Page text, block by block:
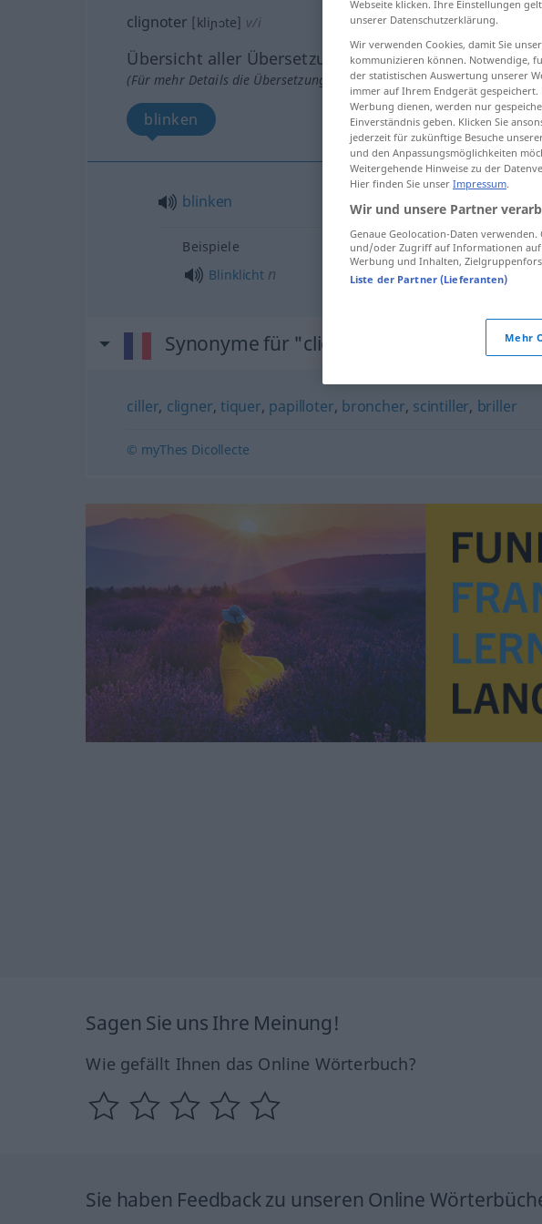
clignoter [kliɲɔte] v/i
Übersicht aller Übersetzungen
(Für mehr Details die Übersetzung anklicken/antippen)
blinken
blinken
Beispiele
Blinklicht n
Synonyme für "clignoter"
ciller, cligner, tiquer, papilloter, broncher, scintiller, briller
© myThes Dicollecte
Sagen Sie uns Ihre Meinung!
Wie gefällt Ihnen das Online Wörterbuch?
Sie haben Feedback zu unseren Online
Webseite klicken. Ihre Einstellungen
unserer Datenschutzerklärung.
Wir verwenden Cookies, damit Sie
kommunizieren können. Notwendige,
der statistischen Auswertung unserer
immer auf Ihrem Endgerät
Werbung dienen, werden nur
Einverständnis geben. Klicken Sie
jederzeit für zukünftige Besuche
und den Anpassungsmöglichkeiten
Weitergehende Hinweise zu der
Hier finden Sie unser Impressum.
Wir und unsere Partner
Genaue Geolocation-Daten
und/oder Zugriff auf Informationen auf
Werbung und Inhalten,
Liste der Partner (Lieferanten)
Mehr